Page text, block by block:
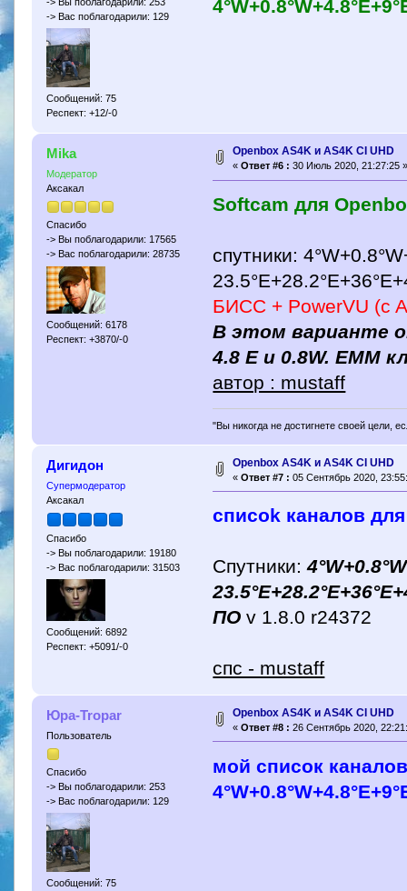
-> Вас поблагодарили: 129
Сообщений: 75
Респект: +12/-0
Mika
Модератор
Аксакал
Спасибо
-> Вы поблагодарили: 17565
-> Вас поблагодарили: 28735
Сообщений: 6178
Респект: +3870/-0
Openbox AS4K и AS4K CI UHD
« Ответ #6 : 30 Июль 2020, 21:27:25 »
Softcam для
спутники:
БИСС + PowerVU (c
В этом варианте
4.8 Е и 0.8W. ЕММ
автор : mustaff
"Вы никогда не достигнете своей цели,
Дигидон
Супермодератор
Аксакал
Спасибо
-> Вы поблагодарили: 19180
-> Вас поблагодарили: 31503
Сообщений: 6892
Респект: +5091/-0
Openbox AS4K и AS4K CI UHD
« Ответ #7 : 05 Сентябрь 2020,
списok каналов
Спутники:
ПО v 1.8.0 r24372
спc - mustaff
Юра-Tropar
Пользователь
Спасибо
-> Вы поблагодарили: 253
-> Вас поблагодарили: 129
Сообщений: 75
Openbox AS4K и AS4K CI UHD
« Ответ #8 : 26 Сентябрь 2020,
мой список